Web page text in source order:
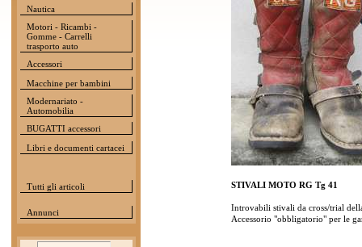
Nautica
Motori - Ricambi -
Gomme - Carrelli
trasporto auto
Accessori
Macchine per bambini
Modernariato -
Automobilia
BUGATTI accessori
Libri e documenti cartacei
Tutti gli articoli
Annunci
STIVALI MOTO RG Tg 41
Introvabili stivali da cross/trial
Accessorio "obbligatorio" per le